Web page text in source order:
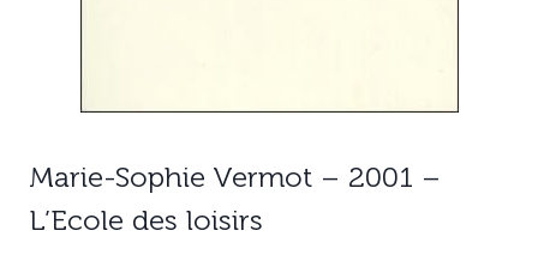
Marie-Sophie Vermot – 2001 –
L’Ecole des loisirs